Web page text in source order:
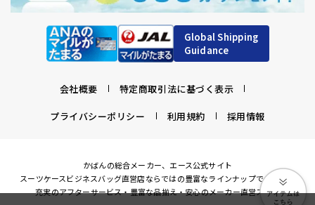
Global Shipping
Guidance
会社概要 特定商取引法に基づく表示
プライバシーポリシー 利用規約 採用情報
かばんの総合メーカー、エース公式サイト
スーツケースビジネスバッグ直営店ならではの豊富なラインナップでご紹介！
充実のアフターサービス・豊富な品揃え・安心のメーカー直営ストア